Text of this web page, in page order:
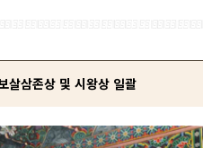
살삼존상 및 시왕상 일괄